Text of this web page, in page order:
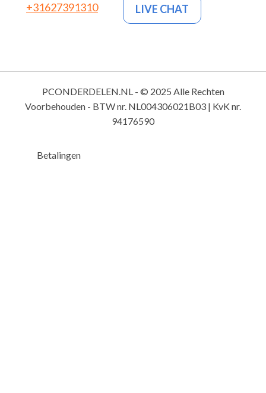
+31627391310
LIVE CHAT
PCONDERDELEN.NL - © 2025 Alle Rechten
Voorbehouden - BTW nr. NL004306021B03 | KvK nr.
94176590
Betalingen